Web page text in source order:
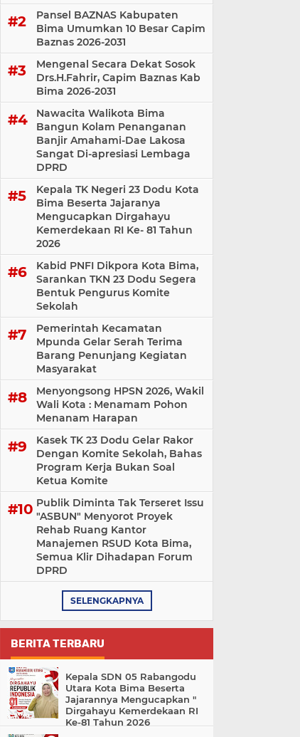
Pansel BAZNAS Kabupaten
Bima Umumkan 10 Besar Capim
Baznas 2026-2031
Mengenal Secara Dekat Sosok
Drs.H.Fahrir, Capim Baznas Kab
Bima 2026-2031
Nawacita Walikota Bima
Bangun Kolam Penanganan
Banjir Amahami-Dae Lakosa
Sangat Di-apresiasi Lembaga
DPRD
Kepala TK Negeri 23 Dodu Kota
Bima Beserta Jajaranya
Mengucapkan Dirgahayu
Kemerdekaan RI Ke- 81 Tahun
2026
Kabid PNFI Dikpora Kota Bima,
Sarankan TKN 23 Dodu Segera
Bentuk Pengurus Komite
Sekolah
Pemerintah Kecamatan
Mpunda Gelar Serah Terima
Barang Penunjang Kegiatan
Masyarakat
Menyongsong HPSN 2026, Wakil
Wali Kota : Menamam Pohon
Menanam Harapan
Kasek TK 23 Dodu Gelar Rakor
Dengan Komite Sekolah, Bahas
Program Kerja Bukan Soal
Ketua Komite
Publik Diminta Tak Terseret Issu
"ASBUN" Menyorot Proyek
Rehab Ruang Kantor
Manajemen RSUD Kota Bima,
Semua Klir Dihadapan Forum
DPRD
SELENGKAPNYA
BERITA TERBARU
Kepala SDN 05 Rabangodu
Utara Kota Bima Beserta
Jajarannya Mengucapkan "
Dirgahayu Kemerdekaan RI
Ke-81 Tahun 2026